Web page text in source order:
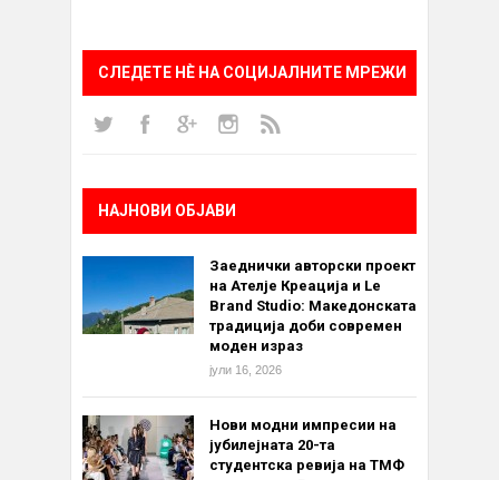
СЛЕДЕТЕ НÈ НА СОЦИЈАЛНИТЕ МРЕЖИ
НАЈНОВИ ОБЈАВИ
Заеднички авторски проект
на Ателје Креација и Le
Brand Studio: Македонската
традиција доби современ
моден израз
јули 16, 2026
Нови модни импресии на
јубилејната 20-та
студентска ревија на ТМФ